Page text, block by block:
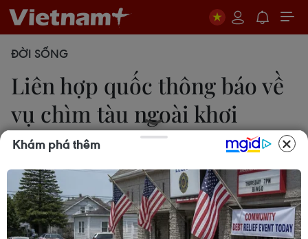
ĐỜI SỐNG
Liên hợp quốc thông báo về
vụ chìm tàu ngoài khơi
Libya
Hữu Thanh
22/10/2020 01:20
Người phát ngôn của Tổ chức Di cư quốc tế cho
Khám phá thêm